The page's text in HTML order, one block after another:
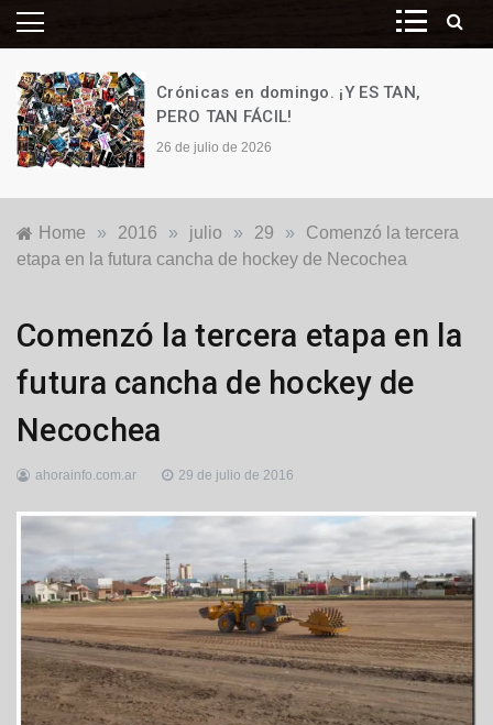
Crónicas en domingo. ¡Y ES TAN,
PERO TAN FÁCIL!
26 de julio de 2026
Home » 2016 » julio » 29 »
Comenzó la tercera
etapa en la futura cancha de hockey de Necochea
Locales
Comenzó la tercera etapa en la
futura cancha de hockey de
Necochea
ahorainfo.com.ar 29 de julio de 2016